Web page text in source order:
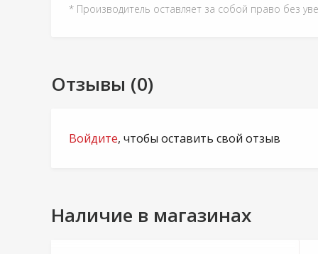
* Производитель оставляет за собой право без
Отзывы (0)
Войдите, чтобы оставить свой отзыв
Наличие в магазинах